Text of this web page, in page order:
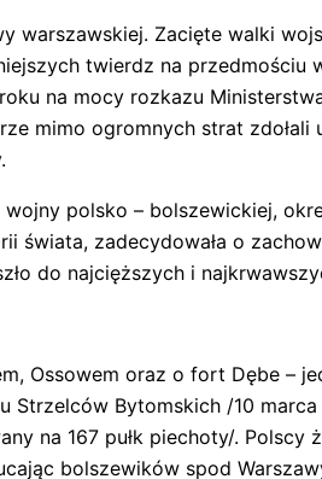
warszawskiej. Zacięte walki
twierdz na przedmościu
na mocy rozkazu
mimo ogromnych strat
polsko – bolszewickiej,
świata, zadecydowała o
do najcięższych i
Ossowem oraz o fort Dębe –
Strzelców Bytomskich /10
na 167 pułk piechoty/. Polscy
bolszewików spod